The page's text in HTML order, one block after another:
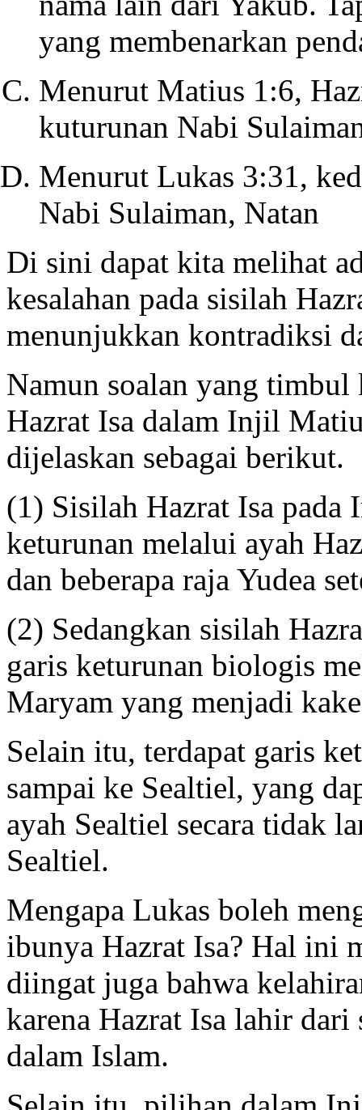
yang membenarkan
Menurut Matius 1:6,
kuturunan Nabi
Menurut Lukas 3:31,
Nabi Sulaiman, Natan
Di sini dapat kita melihat
kesalahan pada sisilah
menunjukkan kontradiksi
Namun soalan yang timbul
Hazrat Isa dalam Injil
dijelaskan sebagai berikut.
(1) Sisilah Hazrat Isa
keturunan melalui ayah
dan beberapa raja Yudea
(2) Sedangkan sisilah
garis keturunan biologis
Maryam yang menjadi
Selain itu, terdapat garis
sampai ke Sealtiel, yang
ayah Sealtiel secara tidak
Sealtiel.
Mengapa Lukas boleh
ibunya Hazrat Isa? Hal ini
diingat juga bahwa
karena Hazrat Isa lahir
dalam Islam.